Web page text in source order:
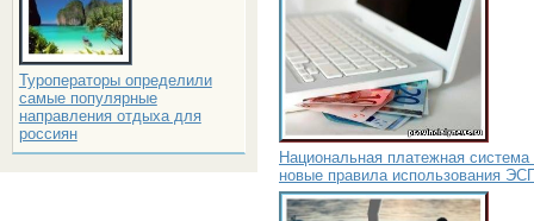
Туроператоры определили
самые популярные
направления отдыха для
россиян
Национальная платежная система
новые правила использования